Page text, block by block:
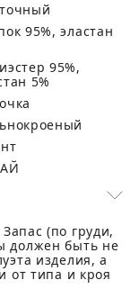
5%
(по груди,
должен быть не
изделия, а
от типа и кроя